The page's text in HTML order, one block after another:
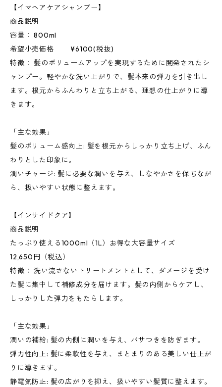
【イマヘアケアシャンプー】
商品説明
容量： 800ml
希望小売価格 ¥6100(税抜)
特徴： 髪のボリュームアップを実現するために開発されたシ
ャンプー。軽やかな洗い上がりで、髪本来の弾力を引き出し
ます。根元からふんわりと立ち上がる、理想の仕上がりに導
きます。
「主な効果」
髪のボリューム感向上: 髪を根元からしっかり立ち上げ、ふん
わりとした印象に。
潤いチャージ: 髪に必要な潤いを与え、しなやかさを保ちなが
ら、扱いやすい状態に整えます。
【インサイドクア】
商品説明
たっぷり使える1000ml（1L）お得な大容量サイズ
12,650円（税込）
特徴： 洗い流さないトリートメントとして、ダメージを受け
た髪に集中して補修成分を届けます。髪の内側からケアし、
しっかりした弾力をもたらします。
「主な効果」
潤いの補給: 髪の内側に潤いを与え、パサつきを防ぎます。
弾力性向上: 髪に柔軟性を与え、まとまりのある美しい仕上が
りに導きます。
静電気防止: 髪の広がりを抑え、扱いやすい髪質に整えます。